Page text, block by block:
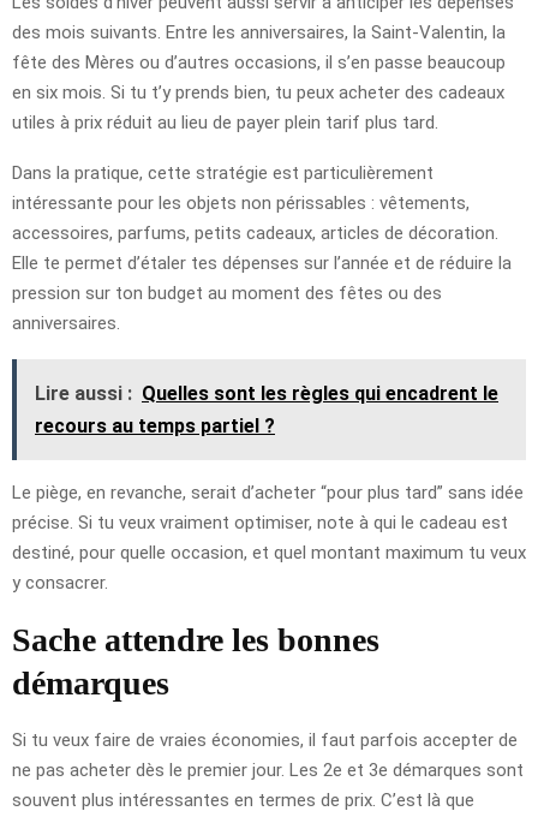
des mois suivants. Entre les anniversaires, la Saint-Valentin, la
fête des Mères ou d’autres occasions, il s’en passe beaucoup
en six mois. Si tu t’y prends bien, tu peux acheter des cadeaux
utiles à prix réduit au lieu de payer plein tarif plus tard.
Dans la pratique, cette stratégie est particulièrement
intéressante pour les objets non périssables : vêtements,
accessoires, parfums, petits cadeaux, articles de décoration.
Elle te permet d’étaler tes dépenses sur l’année et de réduire la
pression sur ton budget au moment des fêtes ou des
anniversaires.
Lire aussi : Quelles sont les règles qui encadrent le
recours au temps partiel ?
Le piège, en revanche, serait d’acheter “pour plus tard” sans idée
précise. Si tu veux vraiment optimiser, note à qui le cadeau est
destiné, pour quelle occasion, et quel montant maximum tu veux
y consacrer.
Sache attendre les bonnes
démarques
Si tu veux faire de vraies économies, il faut parfois accepter de
ne pas acheter dès le premier jour. Les 2e et 3e démarques sont
souvent plus intéressantes en termes de prix. C’est là que